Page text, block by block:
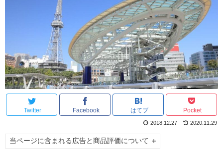
Twitter Facebook はてブ Pocket
2020.11.29
2018.12.27
当ページに含まれる広告と商品評価について